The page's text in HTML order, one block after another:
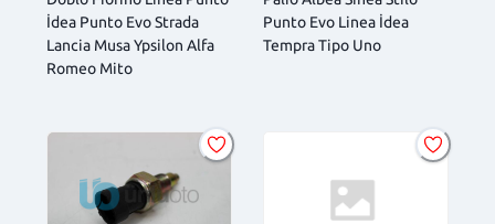
İdea Punto Evo Strada
Lancia Musa Ypsilon Alfa
Romeo Mito
Punto Evo Linea İdea
Tempra Tipo Uno